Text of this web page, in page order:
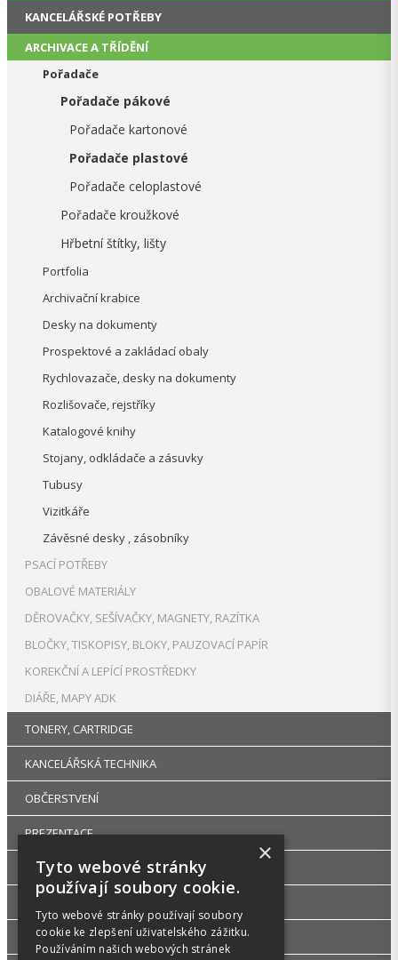
KANCELÁŘSKÉ POTŘEBY
ARCHIVACE A TŘÍDĚNÍ
Pořadače
Pořadače pákové
Pořadače kartonové
Pořadače plastové
Pořadače celoplastové
Pořadače kroužkové
Hřbetní štítky, lišty
Portfolia
Archivační krabice
Desky na dokumenty
Prospektové a zakládací obaly
Rychlovazače, desky na dokumenty
Rozlišovače, rejstříky
Katalogové knihy
Stojany, odkládače a zásuvky
Tubusy
Vizitkáře
Závěsné desky , zásobníky
PSACÍ POTŘEBY
OBALOVÉ MATERIÁLY
DĚROVAČKY, SEŠÍVAČKY, MAGNETY, RAZÍTKA
BLOČKY, TISKOPISY, BLOKY, PAUZOVACÍ PAPÍR
KOREKČNÍ A LEPÍCÍ PROSTŘEDKY
DIÁŘE, MAPY ADK
TONERY, CARTRIDGE
KANCELÁŘSKÁ TECHNIKA
OBČERSTVENÍ
PREZENTACE
DROGERIE
KANCELÁŘSKÝ NÁBYTEK
ŠKOLA, VÝTVARNÉ POTŘEBY
×
Tyto webové stránky
používají soubory cookie.
Tyto webové stránky používají soubory
cookie ke zlepšení uživatelského zážitku.
Používáním našich webových stránek